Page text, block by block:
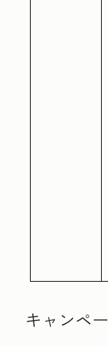
キャンペ